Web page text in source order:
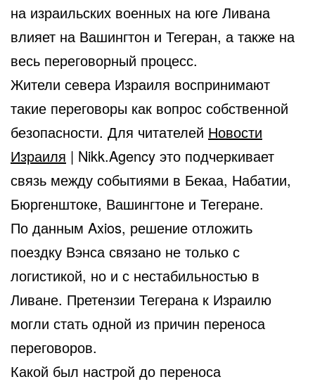
на израильских военных на юге Ливана
влияет на Вашингтон и Тегеран, а также на
весь переговорный процесс.
Жители севера Израиля воспринимают
такие переговоры как вопрос собственной
безопасности. Для читателей Новости
Израиля | Nikk.Agency это подчеркивает
связь между событиями в Бекаа, Набатии,
Бюргенштоке, Вашингтоне и Тегеране.
По данным Axios, решение отложить
поездку Вэнса связано не только с
логистикой, но и с нестабильностью в
Ливане. Претензии Тегерана к Израилю
могли стать одной из причин переноса
переговоров.
Какой был настрой до переноса